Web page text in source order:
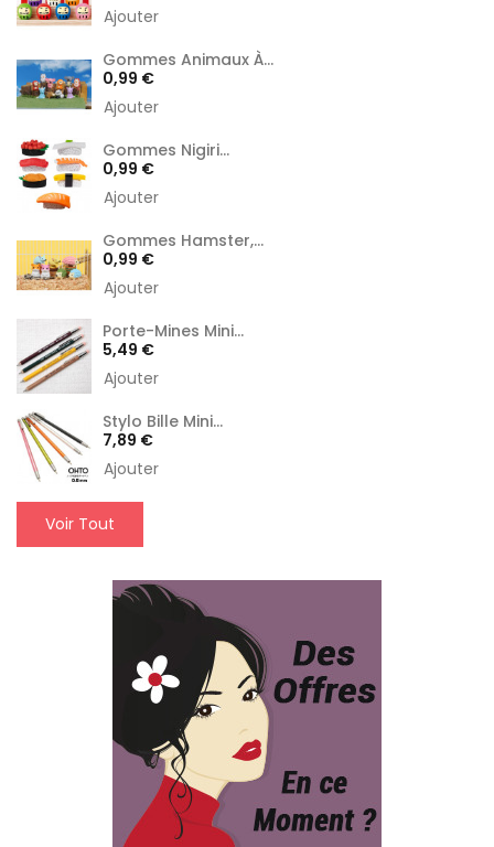
Ajouter
Gommes Animaux À...
Prix
0,99 €
Ajouter
Gommes Nigiri...
Prix
0,99 €
Ajouter
Gommes Hamster,...
Prix
0,99 €
Ajouter
Porte-Mines Mini...
Prix
5,49 €
Ajouter
Stylo Bille Mini...
Prix
7,89 €
Ajouter
Voir Tout